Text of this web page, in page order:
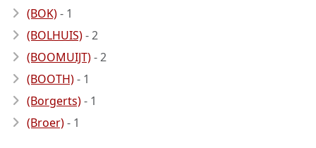
(BOK)- 1
(BOLHUIS)- 2
(BOOMUIJT)- 2
(BOOTH)- 1
(Borgerts)- 1
(Broer)- 1